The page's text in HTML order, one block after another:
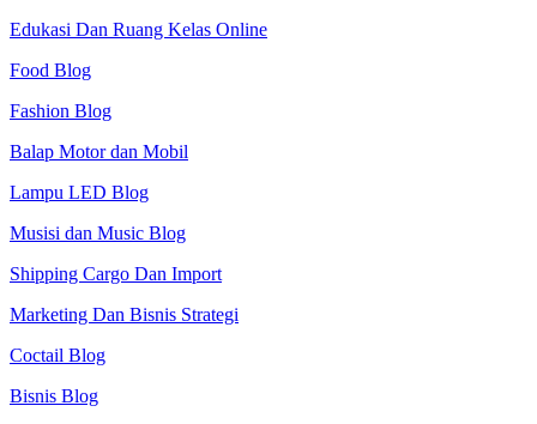
Edukasi Dan Ruang Kelas Online
Food Blog
Fashion Blog
Balap Motor dan Mobil
Lampu LED Blog
Musisi dan Music Blog
Shipping Cargo Dan Import
Marketing Dan Bisnis Strategi
Coctail Blog
Bisnis Blog